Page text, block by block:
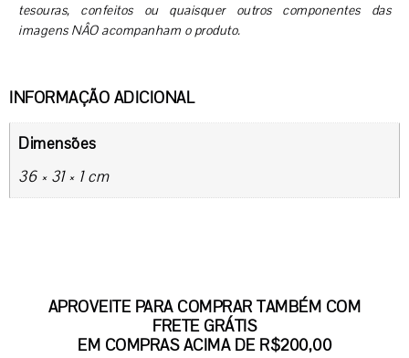
tesouras, confeitos ou quaisquer outros componentes das
imagens NÂO acompanham o produto.
INFORMAÇÃO ADICIONAL
Dimensões
36 × 31 × 1 cm
APROVEITE PARA COMPRAR TAMBÉM COM
FRETE GRÁTIS
EM COMPRAS ACIMA DE R$200,00